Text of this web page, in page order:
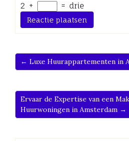
2 + = drie
← Luxe Huurappartementen in
Ervaar de Expertise van een
Huurwoningen in Amsterdam →